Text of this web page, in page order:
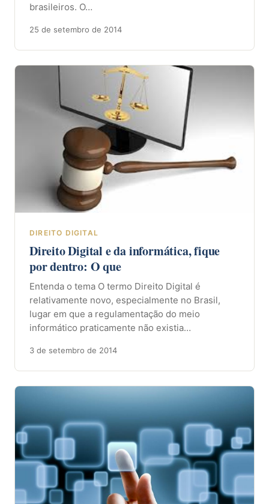
brasileiros. O…
25 de setembro de 2014
DIREITO DIGITAL
Direito Digital e da informática, fique
por dentro: O que
Entenda o tema O termo Direito Digital é
relativamente novo, especialmente no Brasil,
lugar em que a regulamentação do meio
informático praticamente não existia…
3 de setembro de 2014